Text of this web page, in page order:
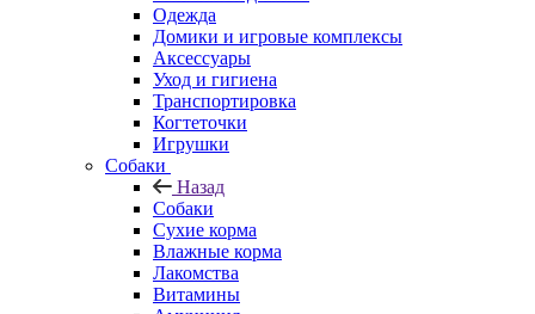
Одежда
Домики и игровые комплексы
Аксессуары
Уход и гигиена
Транспортировка
Когтеточки
Игрушки
Собаки
Назад
Собаки
Сухие корма
Влажные корма
Лакомства
Витамины